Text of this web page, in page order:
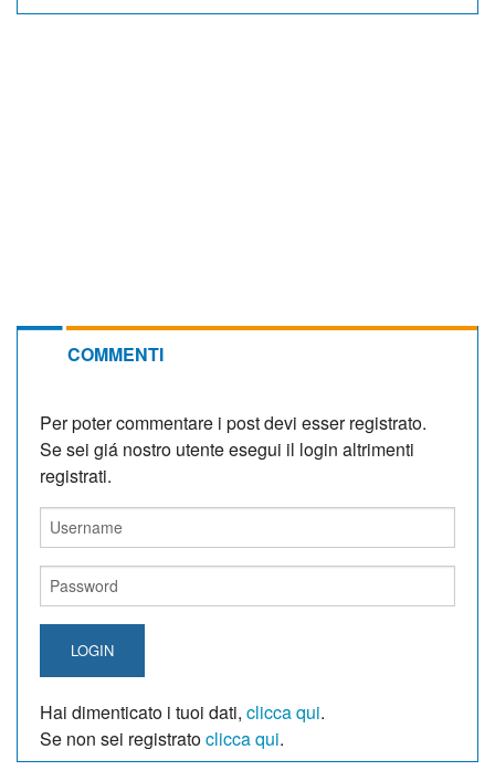
COMMENTI
Per poter commentare i post devi esser registrato.
Se sei giá nostro utente esegui il login altrimenti
registrati.
LOGIN
Hai dimenticato i tuoi dati, clicca qui.
Se non sei registratoclicca qui.